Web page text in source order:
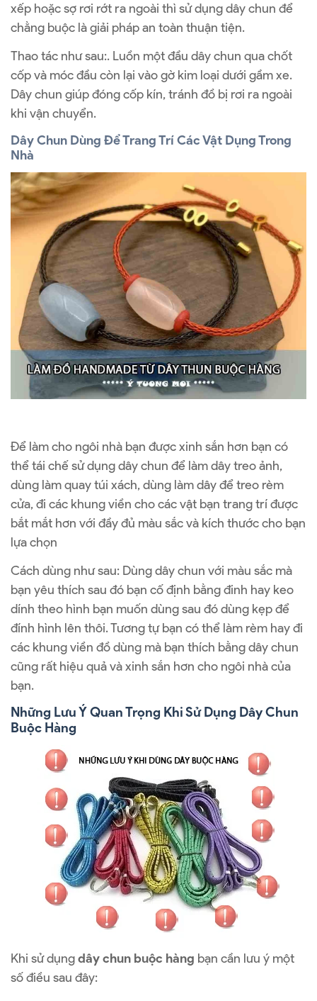
xếp hoặc sợ rơi rớt ra ngoài thì sử dụng dây chun để
chằng buộc là giải pháp an toàn thuận tiện.
Thao tác như sau:. Luồn một đầu dây chun qua chốt
cốp và móc đầu còn lại vào gờ kim loại dưới gầm xe.
Dây chun giúp đóng cốp kín, tránh đồ bị rơi ra ngoài
khi vận chuyển.
Dây Chun Dùng Để Trang Trí Các Vật Dụng Trong
Nhà
Để làm cho ngôi nhà bạn được xinh sắn hơn bạn có
thể tái chế sử dụng dây chun để làm dây treo ảnh,
dùng làm quay túi xách, dùng làm dây để treo rèm
cửa, đi các khung viền cho các vật bạn trang trí được
bắt mắt hơn với đầy đủ màu sắc và kích thước cho bạn
lựa chọn
Cách dùng như sau: Dùng dây chun với màu sắc mà
bạn yêu thích sau đó bạn cố định bằng đinh hay keo
dính theo hình bạn muốn dùng sau đó dùng kẹp để
đính hình lên thôi. Tương tự bạn có thể làm rèm hay đi
các khung viền đồ dùng mà bạn thích bằng dây chun
cũng rất hiệu quả và xinh sắn hơn cho ngôi nhà của
bạn.
Những Lưu Ý Quan Trọng Khi Sử Dụng Dây Chun
Buộc Hàng
Khi sử dụngdây chun buộc hàng bạn cần lưu ý một
số điều sau đây: